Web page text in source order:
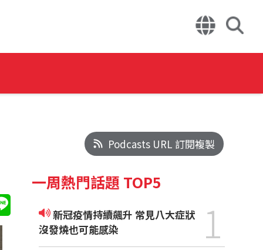
Podcasts URL 訂閱複製
一周熱門話題 TOP5
新冠疫情持續飆升 常見八大症狀
沒發燒也可能感染
1